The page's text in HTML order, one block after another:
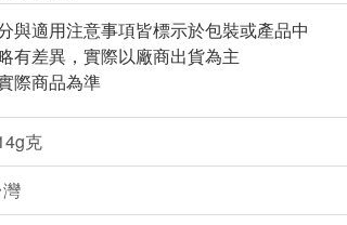
與適用注意事項皆標示於包裝或產品中
有差異，實際以廠商出貨為主
際商品為準
克